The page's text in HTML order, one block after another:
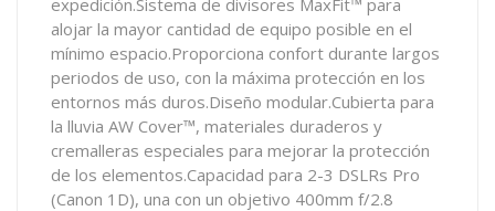
expedición.Sistema de divisores MaxFit™ para
alojar la mayor cantidad de equipo posible en el
mínimo espacio.Proporciona confort durante largos
periodos de uso, con la máxima protección en los
entornos más duros.Diseño modular.Cubierta para
la lluvia AW Cover™, materiales duraderos y
cremalleras especiales para mejorar la protección
de los elementos.Capacidad para 2-3 DSLRs Pro
(Canon 1D), una con un objetivo 400mm f/2.8